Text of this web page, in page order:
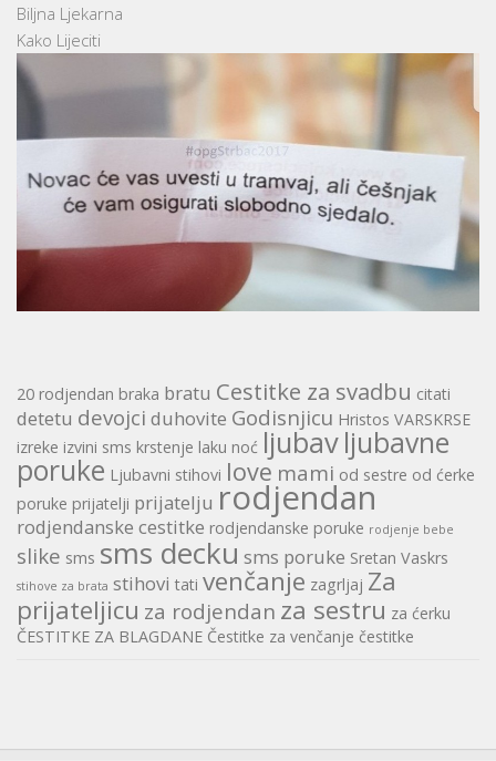
Biljna Ljekarna
Kako Lijeciti
20 rodjendan braka bratu Cestitke za svadbu citati
detetu devojci duhovite Godisnjicu Hristos VARSKRSE
izreke izvini sms krstenje laku noć ljubavljubavne
poruke Ljubavni stihovi love mami od sestre od ćerke
poruke prijatelji prijatelju rodjendan
rodjendanske cestitke rodjendanske poruke rodjenje bebe
slike sms sms decku sms poruke Sretan Vaskrs
stihove za brata stihovi tati venčanje zagrljaj Za
prijateljicu za rodjendan za sestru za ćerku
ČESTITKE ZA BLAGDANE Čestitke za venčanje čestitke